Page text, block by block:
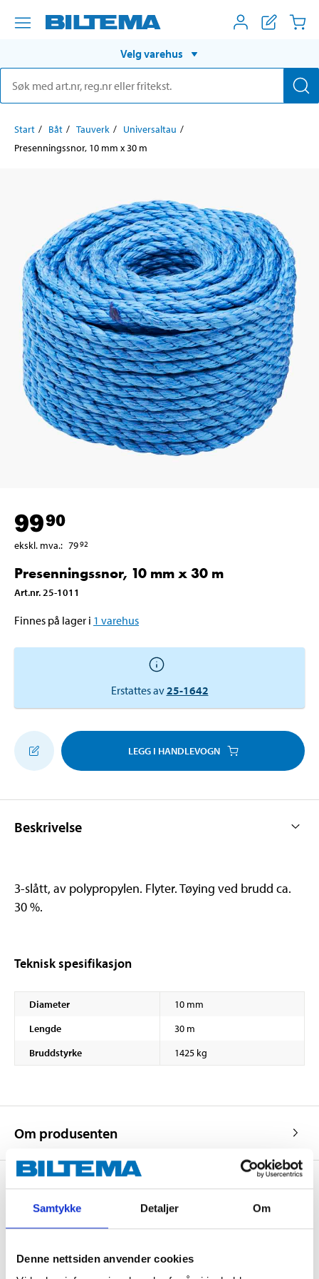
Samtykke Detaljer Om
Denne nettsiden anvender cookies
Velg varehus
Start Båt Tauverk
Universaltau
Presenningssnor, 10 mm x 30 m
9990
ekskl. mva.: 7992
Presenningssnor, 10 mm x 30 m
Art.nr. 25-1011
Finnes på lager i 1 varehus
Erstattes av25-1642
LEGG I HANDLEVOGN
Beskrivelse
3-slått, av polypropylen. Flyter. Tøying ved brudd ca.
30 %.
Teknisk spesifikasjon
Diameter
10 mm
Lengde
30 m
Bruddstyrke
1425 kg
Om produsenten
Kjøp & Hent
LES MER